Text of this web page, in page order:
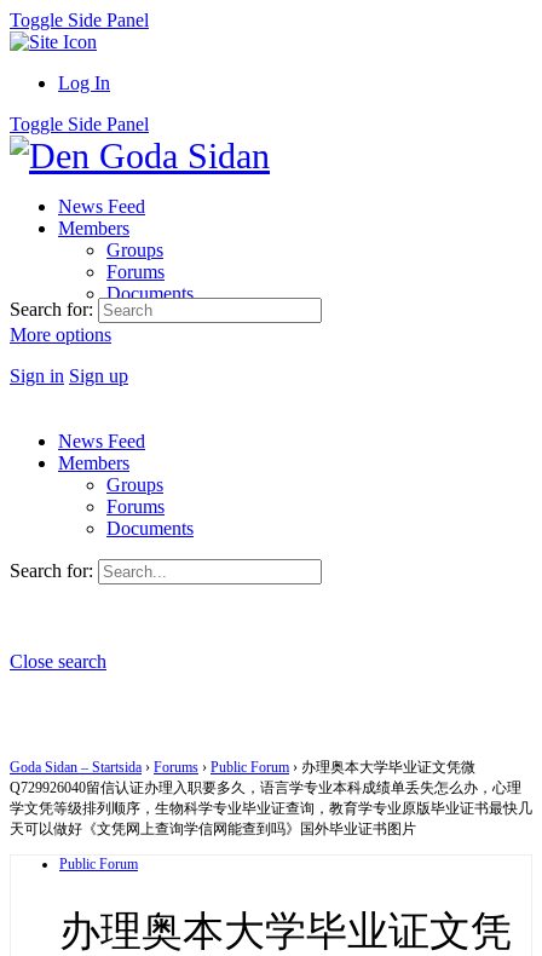
Toggle Side Panel
Log In
Toggle Side Panel
News Feed
Members
Groups
Forums
Documents
More options
Sign in Sign up
Search for:
News Feed
Members
Groups
Forums
Documents
Search for:
Close search
Goda Sidan – Startsida › Forums › Public Forum › 办理奥本大学毕业证文凭微
Q729926040留信认证办理入职要多久，语言学专业本科成绩单丢失怎么办，心理
学文凭等级排列顺序，生物科学专业毕业证查询，教育学专业原版毕业证书最快几
天可以做好《文凭网上查询学信网能查到吗》国外毕业证书图片
Public Forum
办理奥本大学毕业证文凭